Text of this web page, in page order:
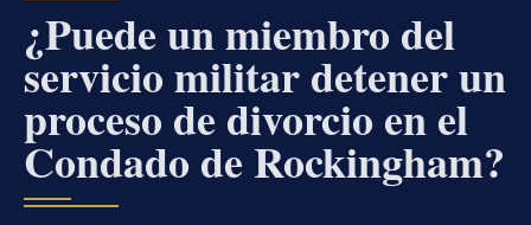
¿Puede un miembro del
servicio militar detener un
proceso de divorcio en el
Condado de Rockingham?